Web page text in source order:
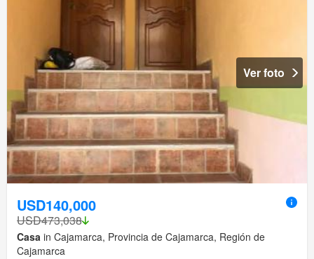
Ver foto
USD140,000
USD473,038
Casa in Cajamarca, Provincia de Cajamarca, Región de
Cajamarca